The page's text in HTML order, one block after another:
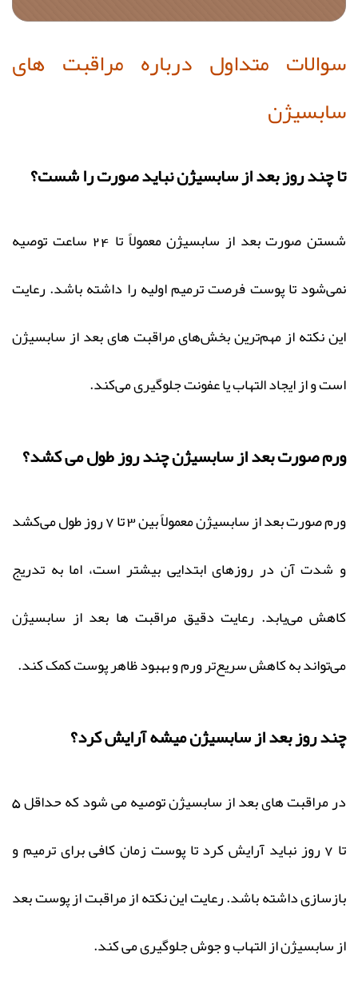
سوالات متداول درباره مراقبت های
سابسیژن
تا چند روز بعد از سابسیژن نباید صورت را شست؟
شستن صورت بعد از سابسیژن معمولاً تا 24 ساعت توصیه
نمی‌شود تا پوست فرصت ترمیم اولیه را داشته باشد. رعایت
این نکته از مهم‌ترین بخش‌های مراقبت های بعد از سابسیژن
است و از ایجاد التهاب یا عفونت جلوگیری می‌کند.
ورم صورت بعد از سابسیژن چند روز طول می‌ کشد؟
ورم صورت بعد از سابسیژن معمولاً بین 3 تا 7 روز طول می‌کشد
و شدت آن در روزهای ابتدایی بیشتر است، اما به‌ تدریج
کاهش می‌یابد. رعایت دقیق مراقبت ها بعد از سابسیژن
می‌تواند به کاهش سریع‌تر ورم و بهبود ظاهر پوست کمک کند.
چند روز بعد از سابسیژن میشه آرایش کرد؟
در مراقبت های بعد از سابسیژن توصیه می شود که حداقل 5
تا 7 روز نباید آرایش کرد تا پوست زمان کافی برای ترمیم و
بازسازی داشته باشد. رعایت این نکته از مراقبت‌ از پوست بعد
از سابسیژن از التهاب و جوش جلوگیری می کند.